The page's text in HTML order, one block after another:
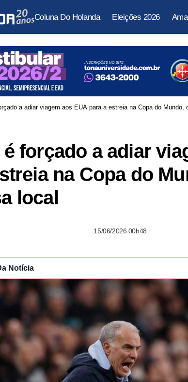
Coluna Do Holanda Eleições 2026
a adiar viagem aos EUA para a estreia na Copa do Mundo,
forçado a adiar
na Copa do
local
15/06/2026 00h48
Notícia